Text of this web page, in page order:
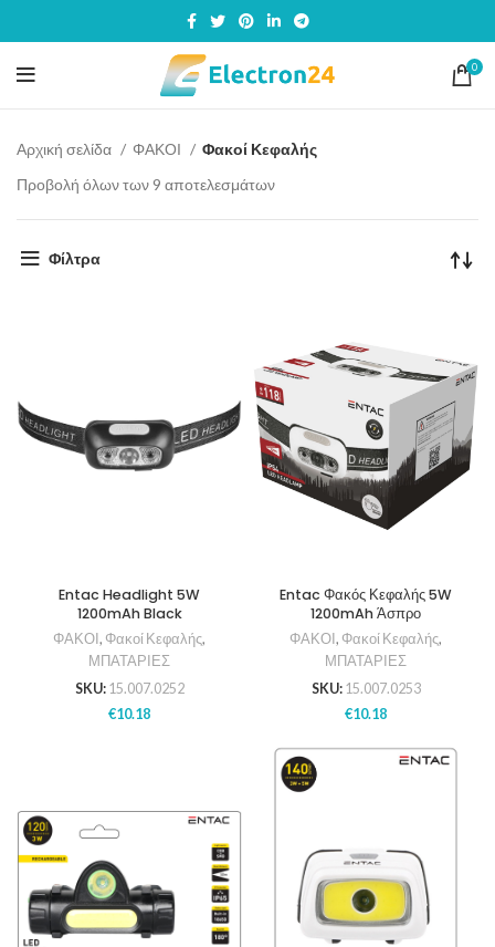
0
Αρχική σελίδα ΦΑΚΟΙ
Φακοί Κεφαλής
Προβολή όλων των 9 αποτελεσμάτων
Φίλτρα
Entac Headlight 5W
1200mAh Black
ΦΑΚΟΙ , Φακοί Κεφαλής,
ΜΠΑΤΑΡΙΕΣ
SKU: 15.007.0252
€10.18
Entac Φακός Κεφαλής 5W
1200mAh Άσπρο
ΦΑΚΟΙ , Φακοί Κεφαλής,
ΜΠΑΤΑΡΙΕΣ
SKU: 15.007.0253
€10.18